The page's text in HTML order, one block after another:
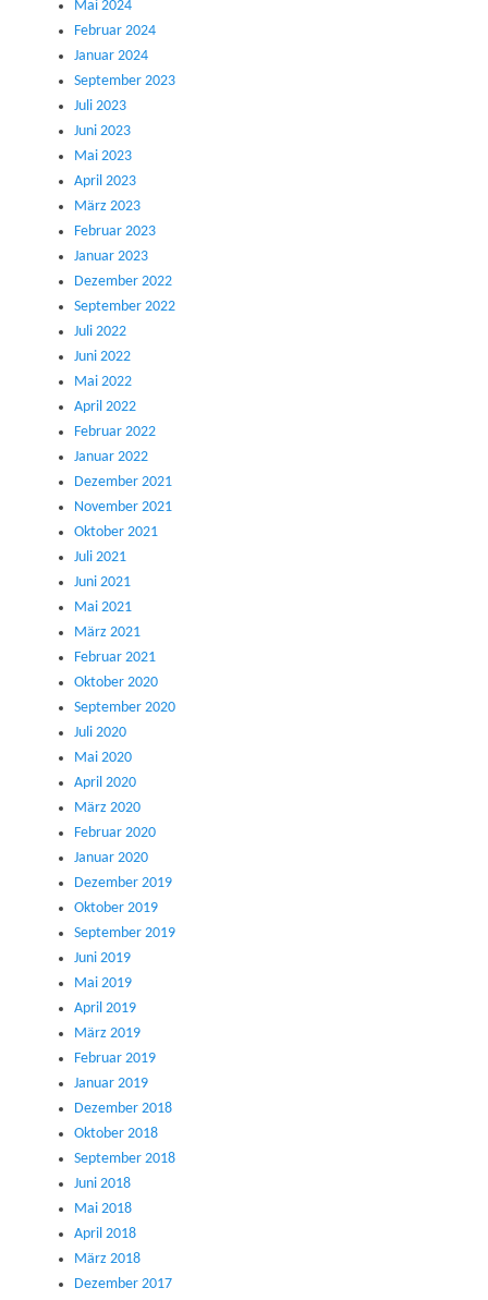
Mai 2024
Februar 2024
Januar 2024
September 2023
Juli 2023
Juni 2023
Mai 2023
April 2023
März 2023
Februar 2023
Januar 2023
Dezember 2022
September 2022
Juli 2022
Juni 2022
Mai 2022
April 2022
Februar 2022
Januar 2022
Dezember 2021
November 2021
Oktober 2021
Juli 2021
Juni 2021
Mai 2021
März 2021
Februar 2021
Oktober 2020
September 2020
Juli 2020
Mai 2020
April 2020
März 2020
Februar 2020
Januar 2020
Dezember 2019
Oktober 2019
September 2019
Juni 2019
Mai 2019
April 2019
März 2019
Februar 2019
Januar 2019
Dezember 2018
Oktober 2018
September 2018
Juni 2018
Mai 2018
April 2018
März 2018
Dezember 2017